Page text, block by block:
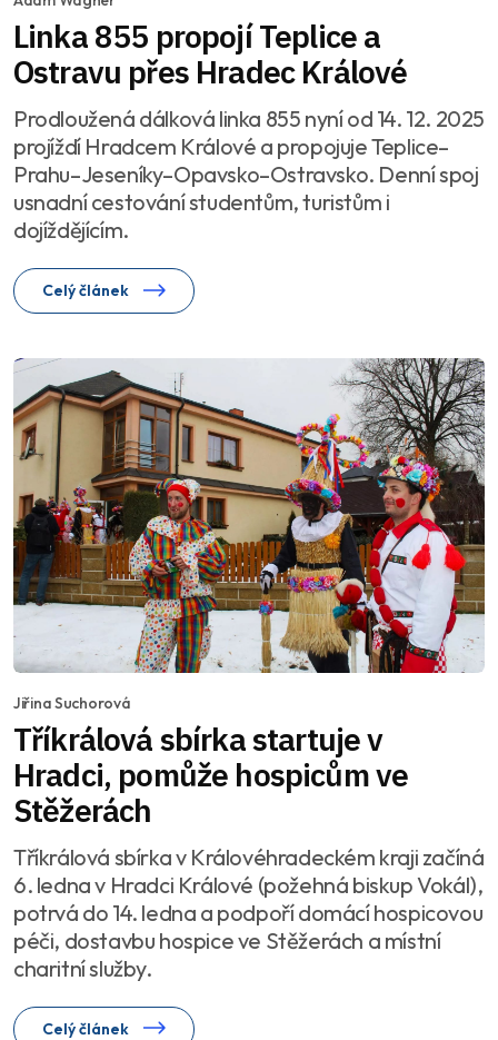
Linka 855 propojí Teplice a
Ostravu přes Hradec Králové
Prodloužená dálková linka 855 nyní od 14. 12. 2025
projíždí Hradcem Králové a propojuje Teplice–
Prahu–Jeseníky–Opavsko–Ostravsko. Denní spoj
usnadní cestování studentům, turistům i
dojíždějícím.
Celý článek
Jiřina Suchorová
Tříkrálová sbírka startuje v
Hradci, pomůže hospicům ve
Stěžerách
Tříkrálová sbírka v Královéhradeckém kraji začíná
6. ledna v Hradci Králové (požehná biskup Vokál),
potrvá do 14. ledna a podpoří domácí hospicovou
péči, dostavbu hospice ve Stěžerách a místní
charitní služby.
Celý článek